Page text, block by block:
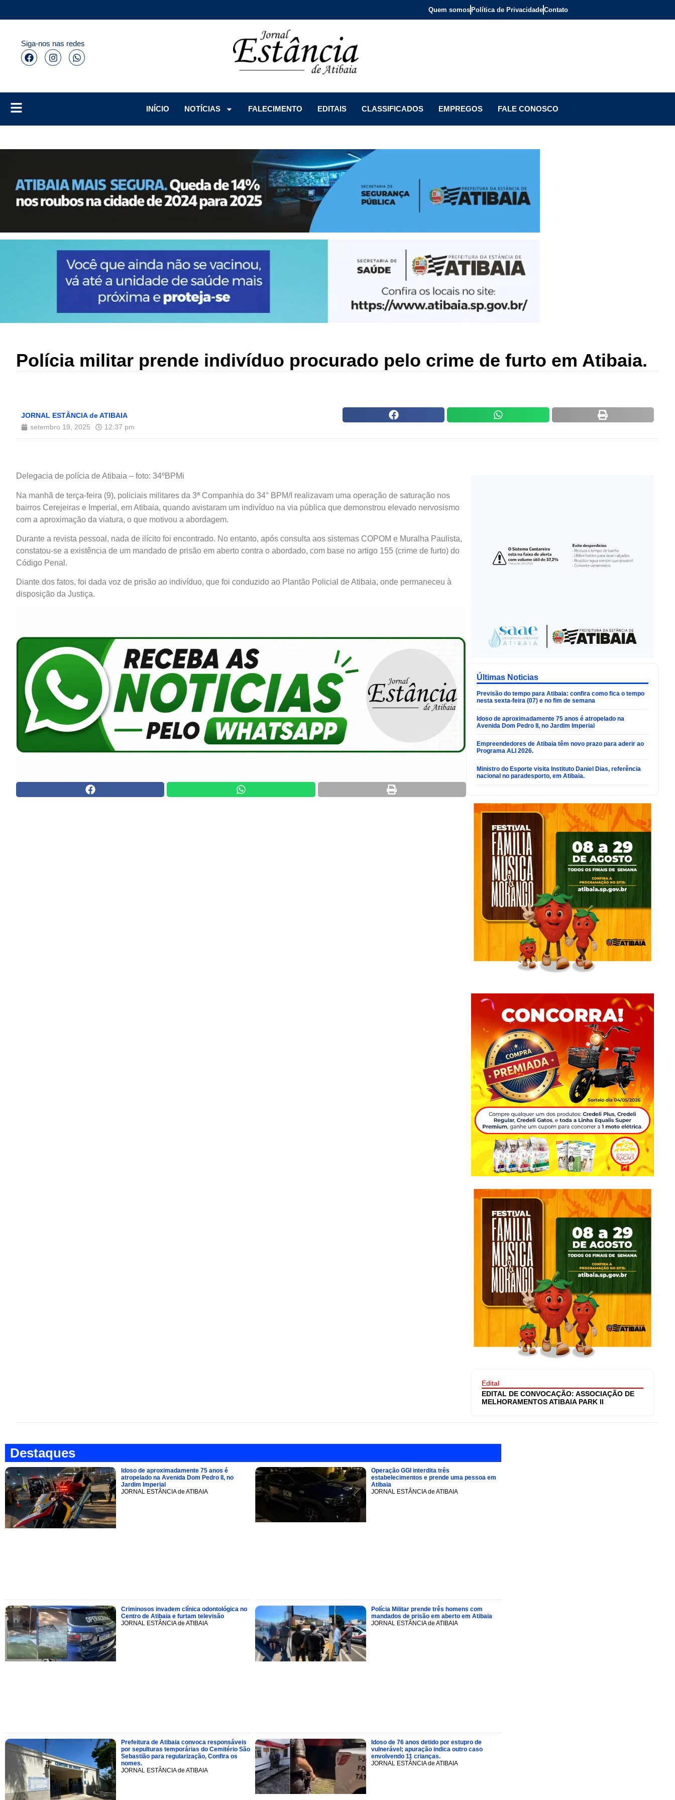
Quem somos Política de PrivacidadeContato
Siga-nos nas redes
INÍCIO
NOTÍCIAS FALECIMENTO EDITAIS CLASSIFICADOS EMPREGOS FALE CONOSCO
Polícia militar prende indivíduo procurado pelo crime de furto em Atibaia.
JORNAL ESTÂNCIA de ATIBAIA
setembro 19, 2025
12:37 pm
Delegacia de polícia de Atibaia – foto: 34ºBPMi
Na manhã de terça-feira (9), policiais militares da 3ª Companhia do 34° BPM/I realizavam uma operação de saturação nos
bairros Cerejeiras e Imperial, em Atibaia, quando avistaram um indivíduo na via pública que demonstrou elevado nervosismo
com a aproximação da viatura, o que motivou a abordagem.
Durante a revista pessoal, nada de ilícito foi encontrado. No entanto, após consulta aos sistemas COPOM e Muralha Paulista,
constatou-se a existência de um mandado de prisão em aberto contra o abordado, com base no artigo 155 (crime de furto) do
Código Penal.
Diante dos fatos, foi dada voz de prisão ao indivíduo, que foi conduzido ao Plantão Policial de Atibaia, onde permaneceu à
disposição da Justiça.
Últimas Noticias
Previsão do tempo para Atibaia: confira como fica o tempo
nesta sexta-feira (07) e no fim de semana
Idoso de aproximadamente 75 anos é atropelado na
Avenida Dom Pedro II, no Jardim Imperial
Empreendedores de Atibaia têm novo prazo para aderir ao
Programa ALI 2026.
Ministro do Esporte visita Instituto Daniel Dias, referência
nacional no paradesporto, em Atibaia.
Edital
EDITAL DE CONVOCAÇÃO: ASSOCIAÇÃO DE
MELHORAMENTOS ATIBAIA PARK II
Destaques
Idoso de aproximadamente 75 anos é
atropelado na Avenida Dom Pedro II, no
Jardim Imperial
JORNAL ESTÂNCIA de ATIBAIA
Operação GGI interdita três
estabelecimentos e prende uma pessoa em
Atibaia
JORNAL ESTÂNCIA de ATIBAIA
Criminosos invadem clínica odontológica no
Centro de Atibaia e furtam televisão
JORNAL ESTÂNCIA de ATIBAIA
Polícia Militar prende três homens com
mandados de prisão em aberto em Atibaia
JORNAL ESTÂNCIA de ATIBAIA
Prefeitura de Atibaia convoca responsáveis
por sepulturas temporárias do Cemitério São
Sebastião para regularização, Confira os
nomes.
JORNAL ESTÂNCIA de ATIBAIA
Idoso de 76 anos detido por estupro de
vulnerável; apuração indica outro caso
envolvendo 11 crianças.
JORNAL ESTÂNCIA de ATIBAIA